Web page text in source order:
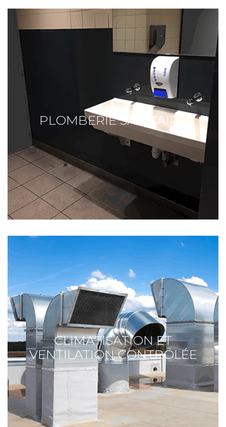
PLOMBERIE SANITAIRE
CLIMATISATION ET
VENTILATION CONTRÔLÉE